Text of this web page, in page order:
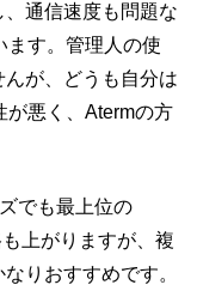
通信速度も問題な
ます。管理人の使
が、どうも自分は
が悪く、Atermの方
でも最上位の
上がりますが、複
りおすすめです。